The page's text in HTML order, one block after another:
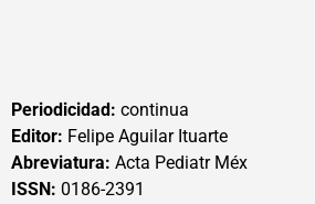
Periodicidad: continua
Editor: Felipe Aguilar Ituarte
Abreviatura: Acta Pediatr Méx
ISSN: 0186-2391